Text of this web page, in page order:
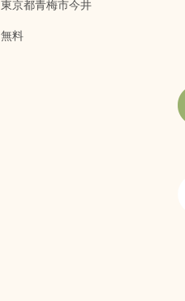
東京都青梅市今井
無料